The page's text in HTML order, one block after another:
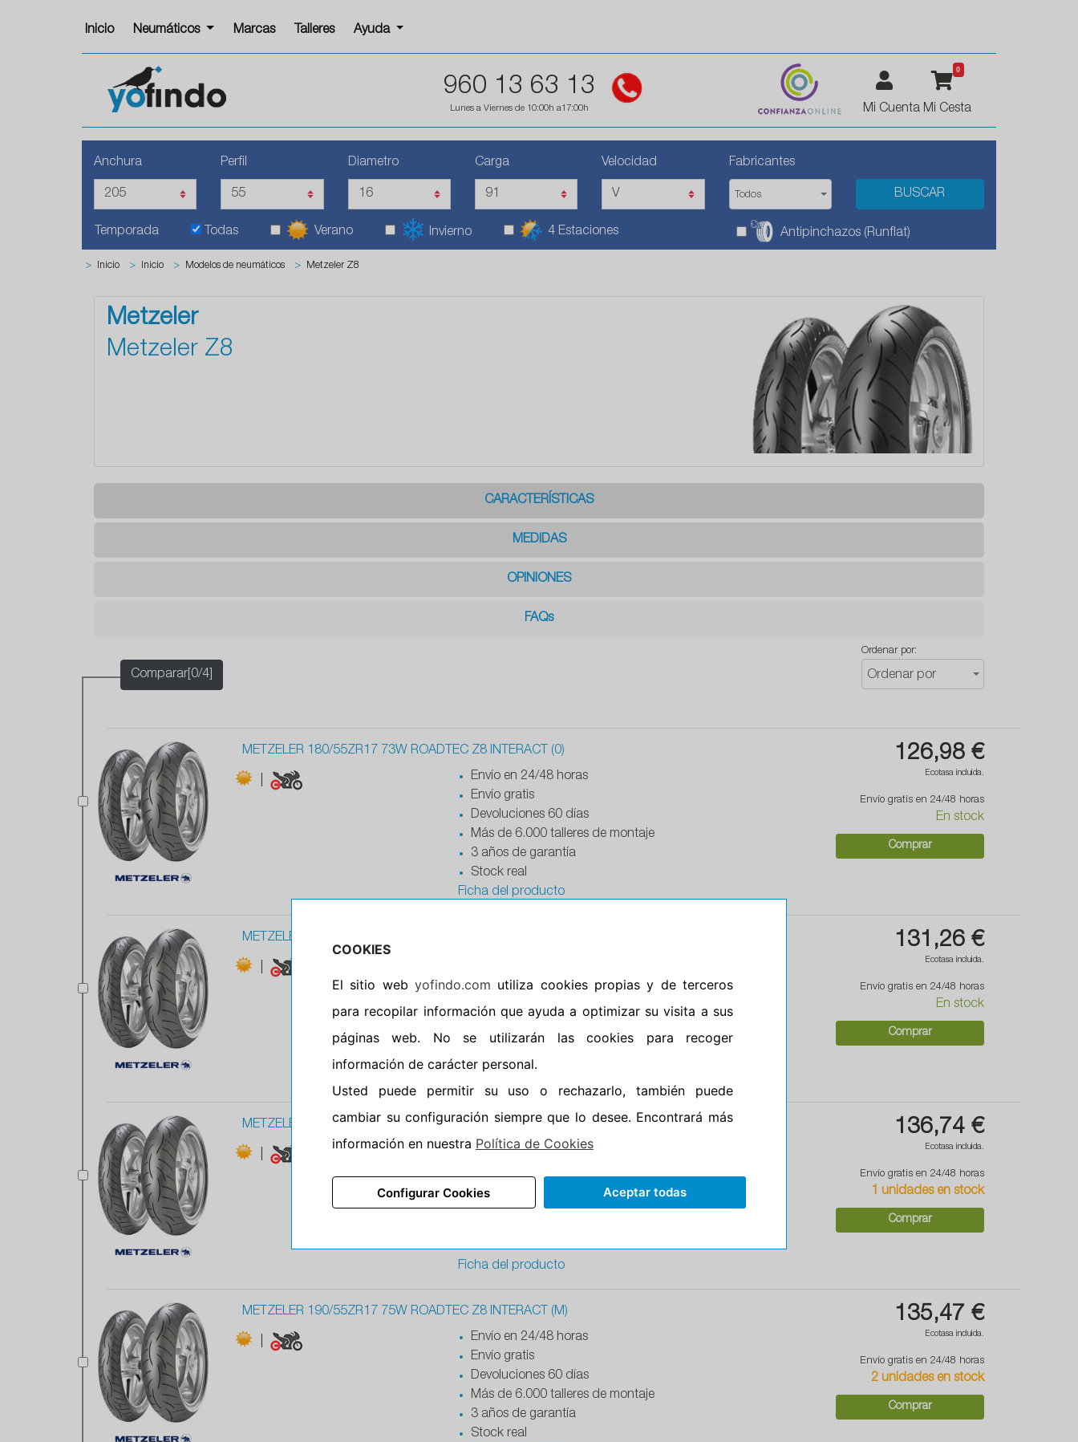
Inicio Neumáticos Marcas Talleres Ayuda
960 13 63 13
Lunes a Viernes de 10:00h a17:00h Mi Cuenta
0
Mi Cesta
Anchura Perfil Diametro Carga Velocidad Fabricantes
Todos
Temporada Todas Verano Invierno 4 Estaciones Antipinchazos (Runflat)
> Inicio > Inicio > Modelos de neumáticos > Metzeler Z8
Metzeler
Metzeler Z8
CARACTERÍSTICAS
MEDIDAS
OPINIONES
FAQs
Comparar[0/4]
Ordenar por:
Ordenar por
METZELER 180/55ZR17 73W ROADTEC Z8 INTERACT (0)
Envío en 24/48 horas
Envío gratis
Devoluciones 60 días
Más de 6.000 talleres de montaje
3 años de garantía
Stock real
Ficha del producto
126,98 €
Ecotasa incluida.
Envío gratis en 24/48 horas
En stock
Comprar
METZELER 170/60ZR17 72W ROADTEC Z8 INTERACT (M)
Envío gratis
Más de 6.000 talleres de montaje
3 años de garantía
Stock real
131,26 €
Ecotasa incluida.
Envío gratis en 24/48 horas
En stock
Comprar
METZELER 190/50ZR17 73W ROADTEC Z8 INTERACT (M)
Envío en 24/48 horas
Devoluciones 60 días
Más de 6.000 talleres de montaje
Stock real
Ficha del producto
136,74 €
Ecotasa incluida.
Envío gratis en 24/48 horas
1 unidades en stock
Comprar
METZELER 190/55ZR17 75W ROADTEC Z8 INTERACT (M)
Envío en 24/48 horas
Envío gratis
Devoluciones 60 días
Más de 6.000 talleres de montaje
3 años de garantía
Stock real
135,47 €
Ecotasa incluida.
Envío gratis en 24/48 horas
2 unidades en stock
Comprar
COOKIES
El sitio web yofindo.com utiliza cookies propias y de terceros
para recopilar información que ayuda a optimizar su visita a sus
páginas web. No se utilizarán las cookies para recoger
información de carácter personal.
Usted puede permitir su uso o rechazarlo, también puede
cambiar su configuración siempre que lo desee. Encontrará más
información en nuestra Política de Cookies
Configurar Cookies Aceptar todas